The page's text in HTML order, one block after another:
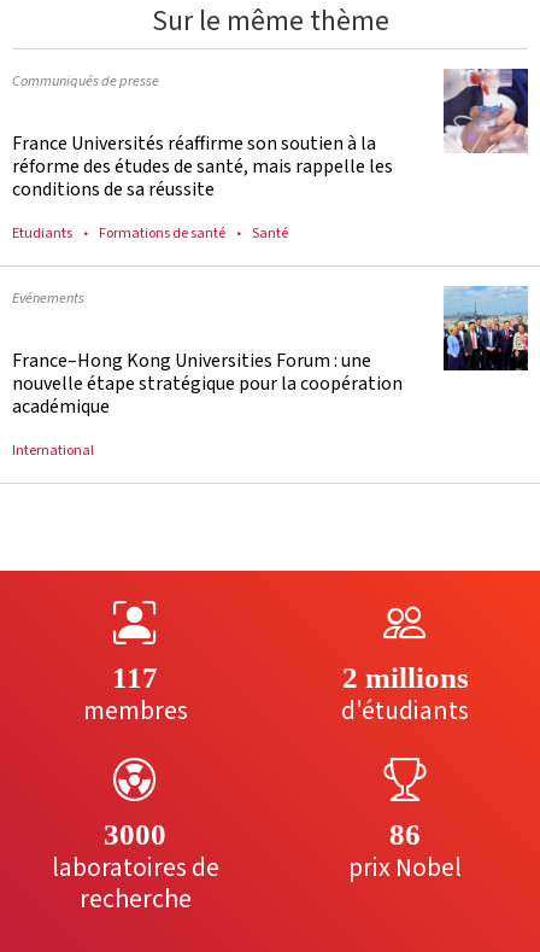
Sur le même thème
Communiqués de presse
France Universités réaffirme son soutien à la
réforme des études de santé, mais rappelle les
conditions de sa réussite
Etudiants Formations de santé Santé
Evénements
France–Hong Kong Universities Forum : une
nouvelle étape stratégique pour la coopération
académique
International
117
membres
2 millions
d'étudiants
3000
laboratoires de
recherche
86
prix Nobel